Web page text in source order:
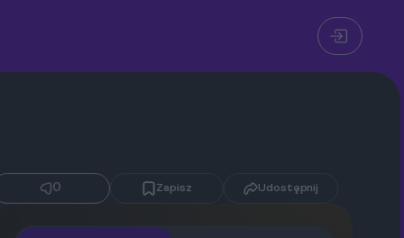
0 Zapisz Udostępnij